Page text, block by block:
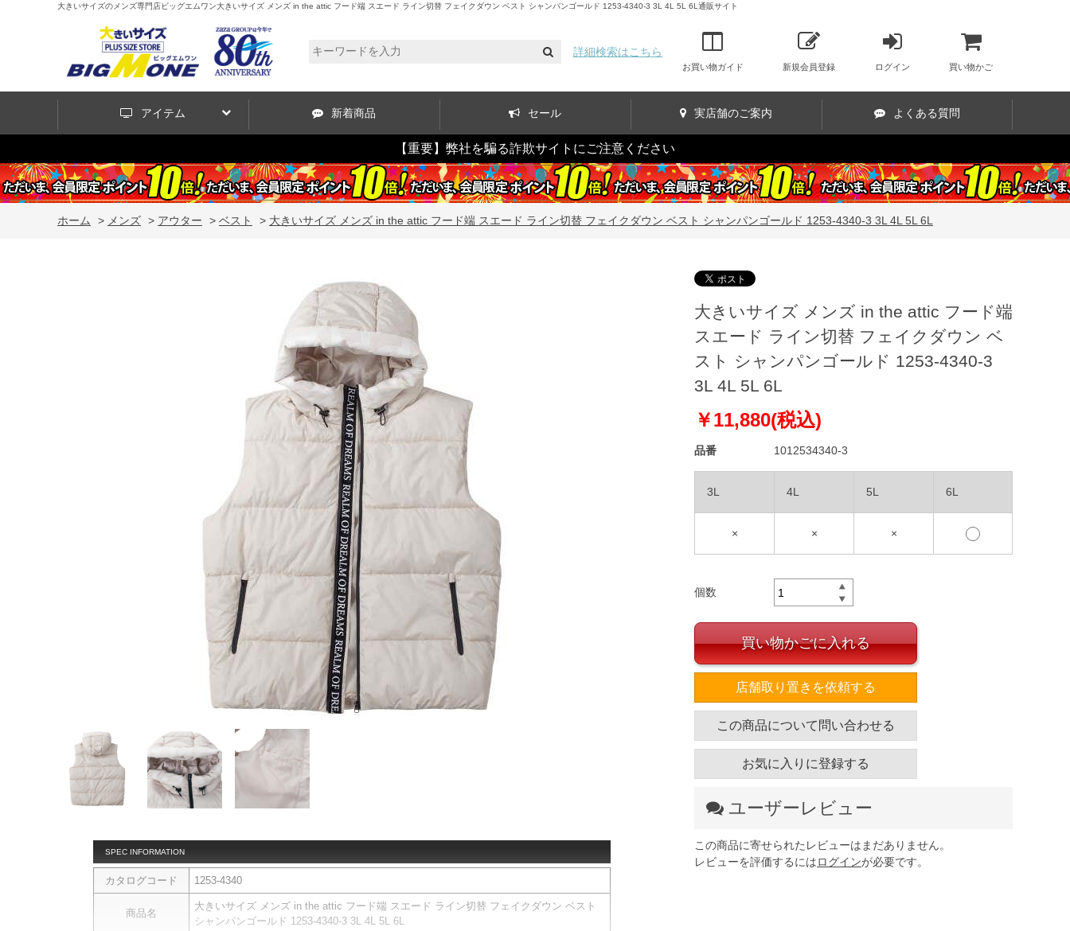
大きいサイズのメンズ専門店ビッグエムワン大きいサイズ メンズ in the attic フード端 スエード ライン切替 フェイクダウン ベスト シャンパンゴールド 1253-4340-3 3L 4L 5L 6L通販サイト
詳細検索はこちら
お買い物ガイド 新規会員登録 ログイン 買い物かご
アイテム 新着商品 セール 実店舗のご案内 よくある質問
【重要】弊社を騙る詐欺サイトにご注意ください
ホーム > メンズ > アウター > ベスト > 大きいサイズ メンズ in the attic フード端 スエード ライン切替 フェイクダウン ベスト シャンパンゴールド 1253-4340-3 3L 4L 5L 6L
SPEC INFORMATION
カタログコード 1253-4340
商品名
大きいサイズ メンズ in the attic フード端 スエード ライン切替 フェイクダウン ベスト
シャンパンゴールド 1253-4340-3 3L 4L 5L 6L
大きいサイズ メンズ in the attic フード端
スエード ライン切替 フェイクダウン ベ
スト シャンパンゴールド 1253-4340-3
3L 4L 5L 6L
￥11,880(税込)
品番 1012534340-3
3L 4L 5L 6L
× × ×
個数
買い物かごに入れる
店舗取り置きを依頼する
この商品について問い合わせる
お気に入りに登録する
ユーザーレビュー
この商品に寄せられたレビューはまだありません。
レビューを評価するにはログインが必要です。